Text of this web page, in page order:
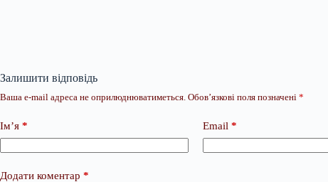
Залишити відповідь
Ваша e-mail адреса не оприлюднюватиметься. Обов’язкові поля позначені *
Ім’я * Email *
Додати коментар *